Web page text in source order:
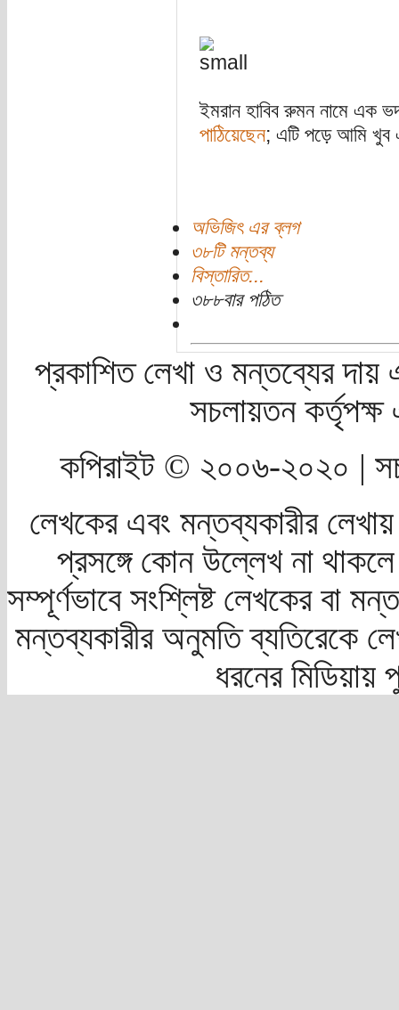
ইমরান হাবিব রুমন নামে এক
পাঠিয়েছেন; এটি পড়ে আমি খুব
অভিজিৎ এর ব্লগ
৩৮টি মন্তব্য
বিস্তারিত...
৩৮৮বার পঠিত
প্রকাশিত লেখা ও মন্তব্যের দায়
সচলায়তন
কপিরাইট © ২০০৬-২০২০ |
লেখকের এবং মন্তব্যকারীর
প্রসঙ্গে কোন উল্লেখ না
সম্পূর্ণভাবে সংশ্লিষ্ট লেখকের বা
মন্তব্যকারীর অনুমতি ব্যতিরেকে
ধরনের মিডিয়ায়